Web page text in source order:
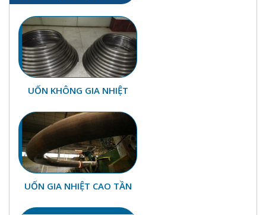
UỐN KHÔNG GIA NHIỆT
UỐN GIA NHIỆT CAO TẦN